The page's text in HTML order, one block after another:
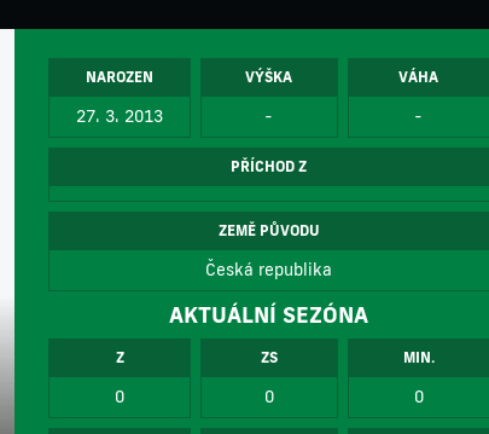
NAROZEN
27. 3. 2013
VÝŠKA
-
VÁHA
-
PŘÍCHOD Z
ZEMĚ PŮVODU
Česká republika
AKTUÁLNÍ SEZÓNA
Z
0
ZS
0
MIN.
0